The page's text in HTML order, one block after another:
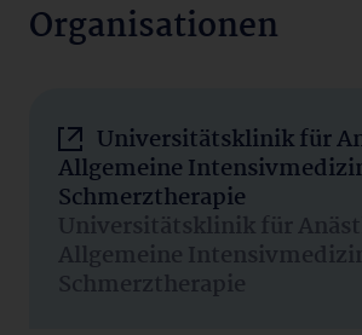
Organisationen
Universitätsklinik für
Allgemeine
Schmerztherapie
Universitätsklinik für
Allgemeine
Schmerztherapie